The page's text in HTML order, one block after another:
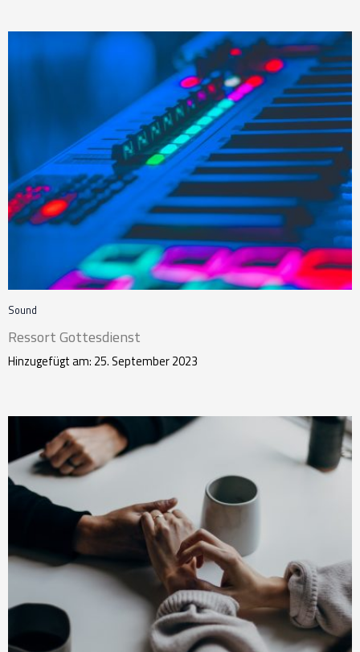
Sound
Ressort Gottesdienst
Hinzugefügt am: 25. September 2023